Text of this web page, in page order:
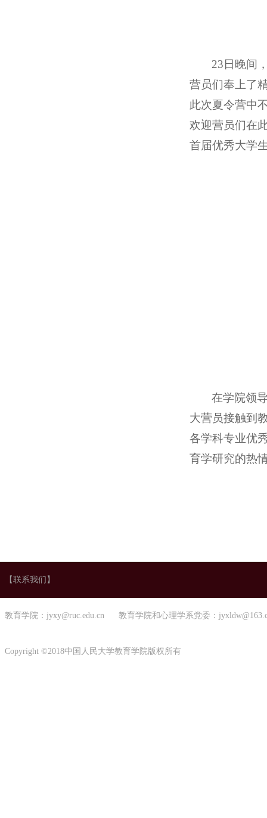
23 日晚间
营员们奉上了
此次夏令营中
欢迎营员们在
首届优秀大学
在学院领
大营员接触到
各学科专业优
育学研究的热
【联系我们】
教育学院：jyxy@ruc.edu.cn 教育学院和心理学系党委：
Copyright ©2018中国人民大学教育学院版权所有